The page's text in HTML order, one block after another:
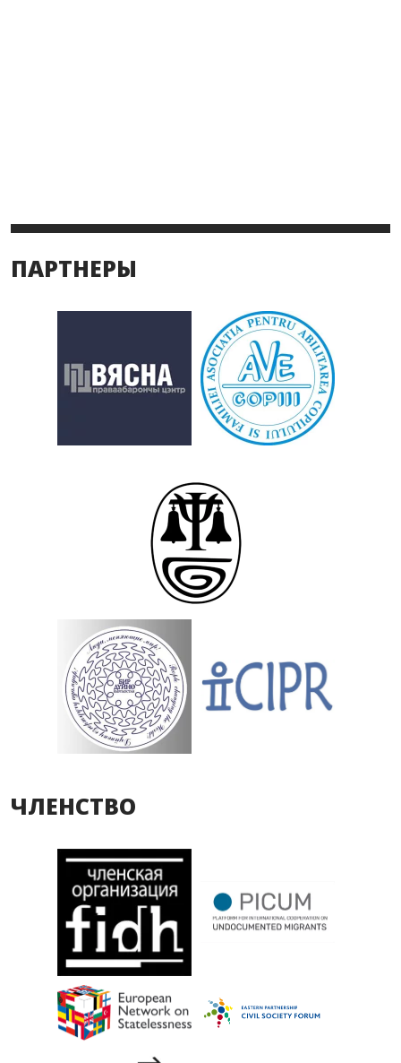
ПАРТНЕРЫ
ЧЛЕНСТВО